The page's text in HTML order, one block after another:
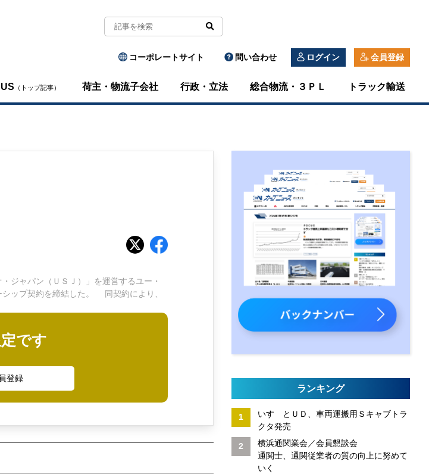
コーポレートサイト 問い合わせ ログイン 会員登録
（トップ記事） 荷主・物流子会社 行政・立法 総合物流・３ＰＬ トラック輸送
ジャパン（ＵＳＪ）」を運営するユー・
シップ契約を締結した。 同契約により、
です
登録
ランキング
いすゞとＵＤ、車両運搬用Ｓキャブトラ
クタ発売
横浜通関業会／会員懇談会
通関士、通関従業者の質の向上に努めて
いく